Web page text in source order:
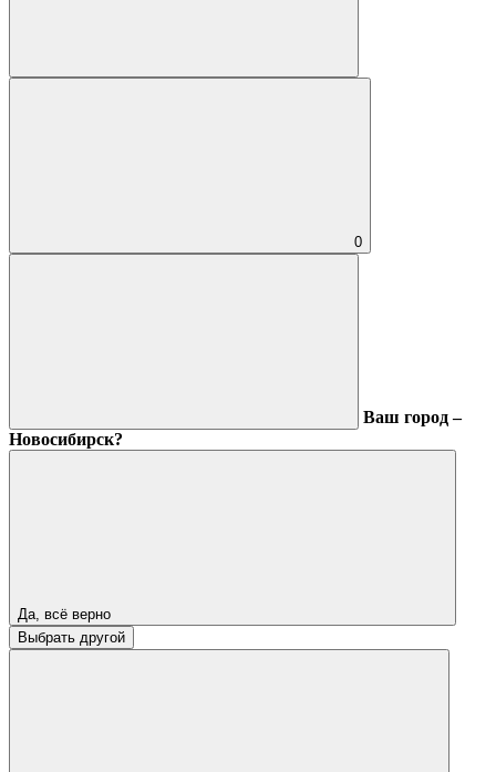
0
Ваш город –
Новосибирск?
Да, всё верно
Выбрать другой